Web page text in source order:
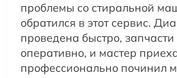
проблемы со стиральной
обратился в этот сервис.
проведена быстро,
оперативно, и мастер
профессионально починил